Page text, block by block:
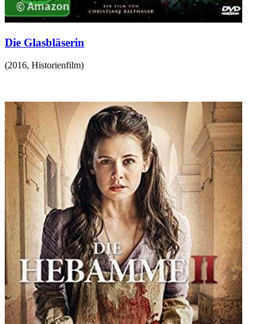
Die Glasbläserin
(2016, Historienfilm)